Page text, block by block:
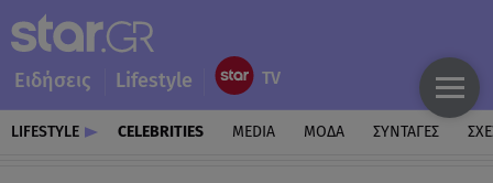
Ειδήσεις Lifestyle
LIFESTYLE CELEBRITIES MEDIA ΜΟΔΑ ΣΥΝΤΑΓΕΣ